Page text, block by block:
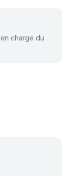
charge du